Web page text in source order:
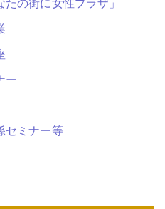
の街に女性プラザ」
ー
セミナー等